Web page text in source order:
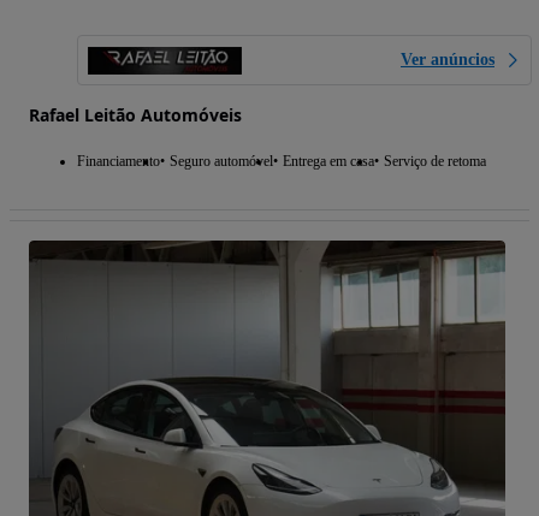
Ver anúncios
Rafael Leitão Automóveis
Financiamento Seguro automóvel Entrega em casa Serviço de retoma